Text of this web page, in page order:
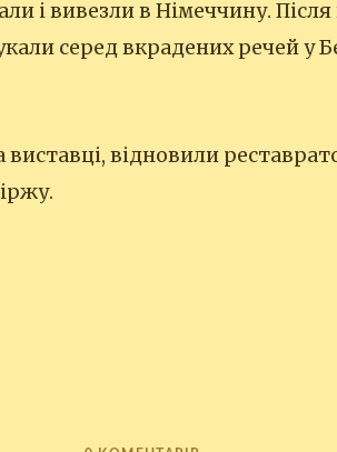
і вивезли в Німеччину.
серед вкрадених речей у
виставці, відновили